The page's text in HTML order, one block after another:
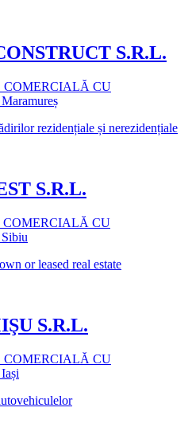
S.R.L.
COMERCIALĂ CU
Maramureș
rezidențiale și nerezidențiale
S.R.L.
COMERCIALĂ CU
Sibiu
or leased real estate
S.R.L.
COMERCIALĂ CU
Iași